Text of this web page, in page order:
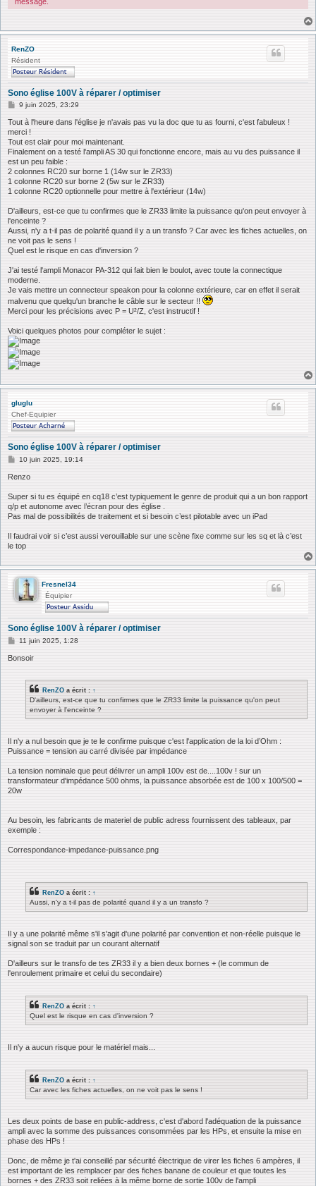
RenZO
Résident
Sono église 100V à réparer / optimiser
M
s
s
g
e
9 juin 2025, 23:29
Tout à l'heure dans l'église je n'avais pas vu la doc que tu as fourni, c'est fabuleux !
merci !
Tout est clair pour moi maintenant.
Finalement on a testé l'ampli AS 30 qui fonctionne encore, mais au vu des puissance il
est un peu faible :
2 colonnes RC20 sur borne 1 (14w sur le ZR33)
1 colonne RC20 sur borne 2 (5w sur le ZR33)
1 colonne RC20 optionnelle pour mettre à l'extérieur (14w)
D'ailleurs, est-ce que tu confirmes que le ZR33 limite la puissance qu'on peut envoyer à
l'enceinte ?
Aussi, n'y a t-il pas de polarité quand il y a un transfo ? Car avec les fiches actuelles, on
ne voit pas le sens !
Quel est le risque en cas d'inversion ?
J'ai testé l'ampli Monacor PA-312 qui fait bien le boulot, avec toute la connectique
moderne.
Je vais mettre un connecteur speakon pour la colonne extérieure, car en effet il serait
malvenu que quelqu'un branche le câble sur le secteur !!
Merci pour les précisions avec P = U²/Z, c'est instructif !
Voici quelques photos pour compléter le sujet :
gluglu
Chef-Equipier
Sono église 100V à réparer / optimiser
M
s
g
e
10 juin 2025, 19:14
Renzo
Super si tu es équipé en cq18 c’est typiquement le genre de produit qui a un bon rapport
q/p et autonome avec l’écran pour des église .
Pas mal de possibilités de traitement et si besoin c’est pilotable avec un iPad
Il faudrai voir si c’est aussi verouillable sur une scène fixe comme sur les sq et là c’est
le top
Fresnel34
Équipier
Sono église 100V à réparer / optimiser
M
s
11 juin 2025, 1:28
Bonsoir
RenZO a écrit : ↑
D'ailleurs, est-ce que tu confirmes que le ZR33 limite la puissance qu'on peut
envoyer à l'enceinte ?
Il n'y a nul besoin que je te le confirme puisque c'est l'application de la loi d’Ohm :
Puissance = tension au carré divisée par impédance
La tension nominale que peut délivrer un ampli 100v est de....100v ! sur un
transformateur d'impédance 500 ohms, la puissance absorbée est de 100 x 100/500 =
20w
Au besoin, les fabricants de materiel de public adress fournissent des tableaux, par
exemple :
Correspondance-impedance-puissance.png
RenZO a écrit : ↑
Aussi, n'y a t-il pas de polarité quand il y a un transfo ?
Il y a une polarité même s'il s'agit d'une polarité par convention et non-réelle puisque le
signal son se traduit par un courant alternatif
D'ailleurs sur le transfo de tes ZR33 il y a bien deux bornes + (le commun de
l'enroulement primaire et celui du secondaire)
RenZO a écrit : ↑
Quel est le risque en cas d'inversion ?
Il n'y a aucun risque pour le matériel mais...
RenZO a écrit : ↑
Car avec les fiches actuelles, on ne voit pas le sens !
Les deux points de base en public-address, c'est d'abord l'adéquation de la puissance
ampli avec la somme des puissances consommées par les HPs, et ensuite la mise en
phase des HPs !
Donc, de même je t'ai conseillé par sécurité électrique de virer les fiches 6 ampères, il
est important de les remplacer par des fiches banane de couleur et que toutes les
bornes + des ZR33 soit reliées à la même borne de sortie 100v de l'ampli